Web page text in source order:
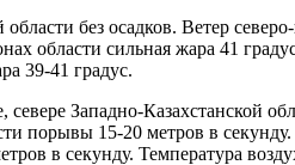
области без осадков. Ветер
области сильная жара 41
39-41 градус.
севере Западно-Казахстанской
порывы 15-20 метров в
в секунду. Температура